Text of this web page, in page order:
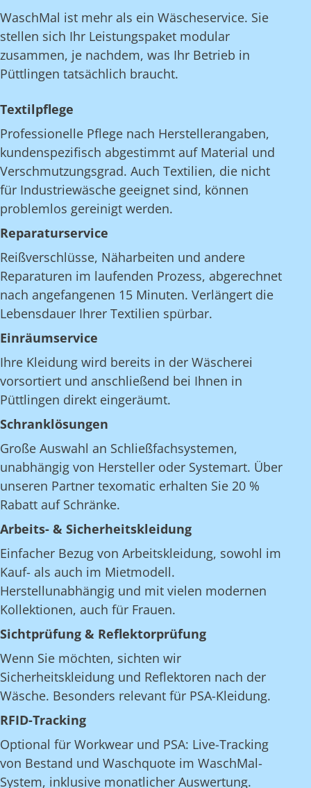
WaschMal ist mehr als ein Wäscheservice. Sie
stellen sich Ihr Leistungspaket modular
zusammen, je nachdem, was Ihr Betrieb in
Püttlingen tatsächlich braucht.
Textilpflege
Professionelle Pflege nach Herstellerangaben,
kundenspezifisch abgestimmt auf Material und
Verschmutzungsgrad. Auch Textilien, die nicht
für Industriewäsche geeignet sind, können
problemlos gereinigt werden.
Reparaturservice
Reißverschlüsse, Näharbeiten und andere
Reparaturen im laufenden Prozess, abgerechnet
nach angefangenen 15 Minuten. Verlängert die
Lebensdauer Ihrer Textilien spürbar.
Einräumservice
Ihre Kleidung wird bereits in der Wäscherei
vorsortiert und anschließend bei Ihnen in
Püttlingen direkt eingeräumt.
Schranklösungen
Große Auswahl an Schließfachsystemen,
unabhängig von Hersteller oder Systemart. Über
unseren Partner texomatic erhalten Sie 20 %
Rabatt auf Schränke.
Arbeits- & Sicherheitskleidung
Einfacher Bezug von Arbeitskleidung, sowohl im
Kauf- als auch im Mietmodell.
Herstellunabhängig und mit vielen modernen
Kollektionen, auch für Frauen.
Sichtprüfung & Reflektorprüfung
Wenn Sie möchten, sichten wir
Sicherheitskleidung und Reflektoren nach der
Wäsche. Besonders relevant für PSA-Kleidung.
RFID-Tracking
Optional für Workwear und PSA: Live-Tracking
von Bestand und Waschquote im WaschMal-
System, inklusive monatlicher Auswertung.